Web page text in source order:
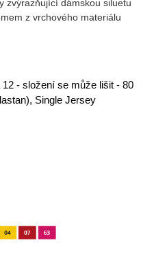
zvýrazňující dámskou siluetu
z vrchového materiálu
- složení se může lišit - 80
Single Jersey